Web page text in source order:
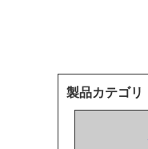
製品カテゴリ